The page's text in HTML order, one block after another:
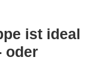
ist ideal
oder